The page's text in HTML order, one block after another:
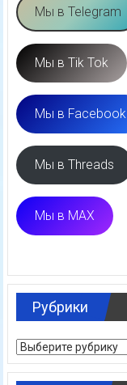
Мы в Telegram
Мы в Tik Tok
Мы в Facebook
Мы в Threads
Мы в MAX
Рубрики
Рубрики